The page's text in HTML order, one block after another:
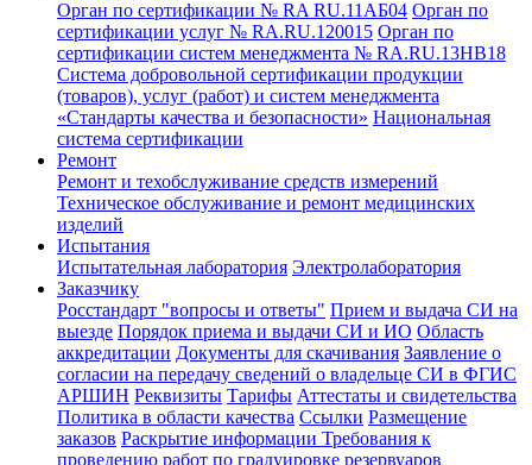
Орган по сертификации № RA RU.11АБ04 Орган по
сертификации услуг № RA.RU.120015 Орган по
сертификации систем менеджмента № RA.RU.13HB18
Система добровольной сертификации продукции
(товаров), услуг (работ) и систем менеджмента
«Стандарты качества и безопасности» Национальная
система сертификации
Ремонт
Ремонт и техобслуживание средств измерений
Техническое обслуживание и ремонт медицинских
изделий
Испытания
Испытательная лаборатория Электролаборатория
Заказчику
Росстандарт "вопросы и ответы" Прием и выдача СИ на
выезде Порядок приема и выдачи СИ и ИО Область
аккредитации Документы для скачивания Заявление о
согласии на передачу сведений о владельце СИ в ФГИС
АРШИН Реквизиты Тарифы Аттестаты и свидетельства
Политика в области качества Ссылки Размещение
заказов Раскрытие информации Требования к
проведению работ по градуировке резервуаров